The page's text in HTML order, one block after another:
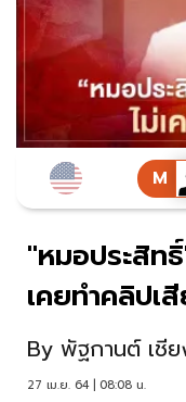
"หมอประสิท
เคยทำคลิปเ
By พัฐกานต์ เชี
27 เม.ย. 64 | 08:08 น.